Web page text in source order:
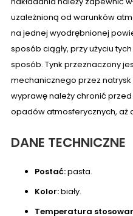
uzależnioną od warunków
na jednej wyodrębnionej
sposób ciągły, przy użyciu
sposób. Tynk przeznaczony
mechanicznego przez
wyprawę należy chronić
opadów atmosferycznych, aż
DANE TECHNICZNE
Postać:pasta.
Kolor:biały.
Temperatura